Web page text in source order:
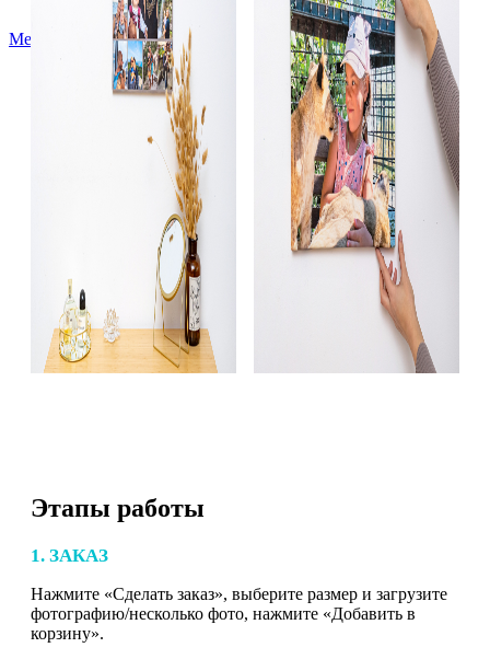
Меню
Этапы работы
1. ЗАКАЗ
Нажмите «Сделать заказ», выберите размер и загрузите
фотографию/несколько фото, нажмите «Добавить в
корзину».